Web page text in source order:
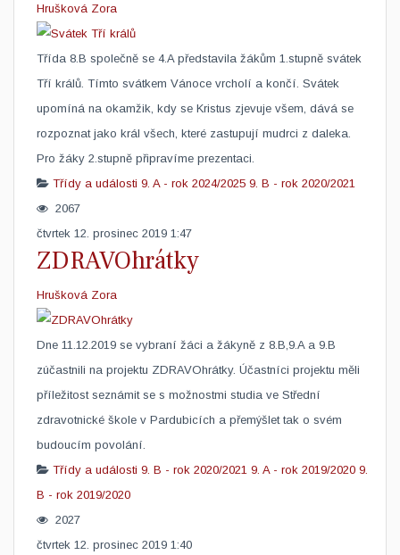
Hrušková Zora
Třída 8.B společně se 4.A představila žákům 1.stupně svátek
Tří králů. Tímto svátkem Vánoce vrcholí a končí. Svátek
upomíná na okamžik, kdy se Kristus zjevuje všem, dává se
rozpoznat jako král všech, které zastupují mudrci z daleka.
Pro žáky 2.stupně připravíme prezentaci.
Třídy a události 9. A - rok 2024/2025 9. B - rok 2020/2021
2067
čtvrtek 12. prosinec 2019 1:47
ZDRAVOhrátky
Hrušková Zora
Dne 11.12.2019 se vybraní žáci a žákyně z 8.B,9.A a 9.B
zúčastnili na projektu ZDRAVOhrátky. Účastníci projektu měli
příležitost seznámit se s možnostmi studia ve Střední
zdravotnické škole v Pardubicích a přemýšlet tak o svém
budoucím povolání.
Třídy a události 9. B - rok 2020/2021 9. A - rok 2019/2020 9.
B - rok 2019/2020
2027
čtvrtek 12. prosinec 2019 1:40